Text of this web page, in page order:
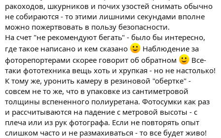
ракоходов, шкурников и почих узостей снимать обычно
не собираются - то этими лишними секундами вполне
можно пожертвовать в пользу безопасности.
На счет "не рекомендуют бегать" - было бы интересно,
где такое написано и кем сказано
Наблюдение за
фоторепортерами скорее говорит об обратном
Все-
таки фототехника вещь хоть и хрупкая - но не настолько!
К тому же, уронить камеру в резиновой "обертке" -
совсем не то же, что в упаковке из сантиметровой
толщины вспененного полиуретана. Фотосумки как раз
и рассчитываются на падение с метровой высоты - с
плеча или из рук фотографа. Если не повторять опыт
слишком часто и не размахиваться - то все будет живо!